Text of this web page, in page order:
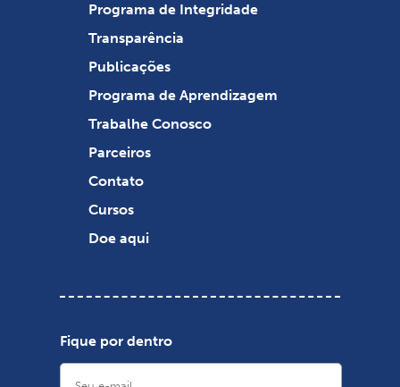
Programa de Integridade
Transparência
Publicações
Programa de Aprendizagem
Trabalhe Conosco
Parceiros
Contato
Cursos
Doe aqui
Fique por dentro